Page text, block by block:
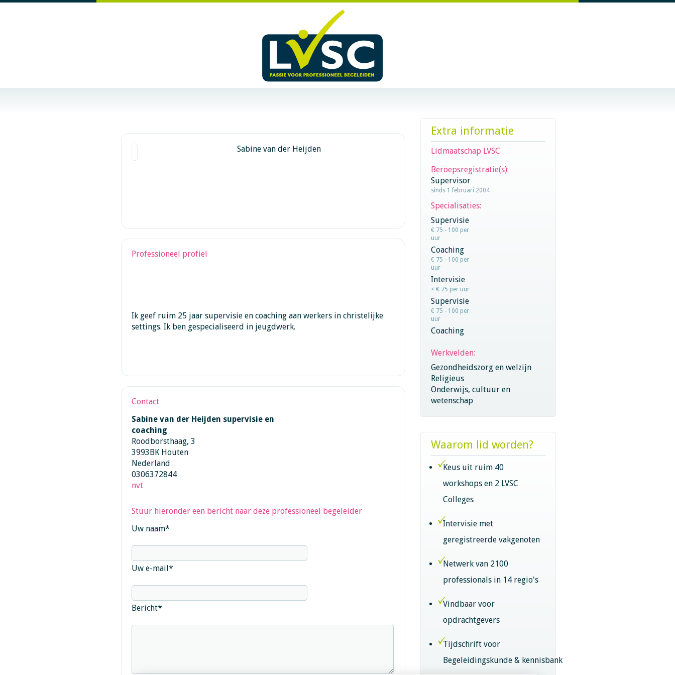
Sabine van der Heijden
Professioneel profiel
Ik geef ruim 25 jaar supervisie en coaching aan werkers in christelijke
settings. Ik ben gespecialiseerd in jeugdwerk.
Contact
Sabine van der Heijden supervisie en
coaching
Roodborsthaag, 3
3993BK Houten
Nederland
0306372844
nvt
Stuur hieronder een bericht naar deze professioneel begeleider
Uw naam*
Uw e-mail*
Bericht*
Extra informatie
Lidmaatschap LVSC
Beroepsregistratie(s):
Supervisor
sinds 1 februari 2004
Specialisaties:
Supervisie
€ 75 - 100 per
uur
Coaching
€ 75 - 100 per
uur
Intervisie
< € 75 per uur
Supervisie
€ 75 - 100 per
uur
Coaching
Werkvelden:
Gezondheidszorg en welzijn
Religieus
Onderwijs, cultuur en
wetenschap
Waarom lid worden?
Keus uit ruim 40
workshops en 2 LVSC
Colleges
Intervisie met
geregistreerde vakgenoten
Netwerk van 2100
professionals in 14 regio's
Vindbaar voor
opdrachtgevers
Tijdschrift voor
Begeleidingskunde & kennisbank